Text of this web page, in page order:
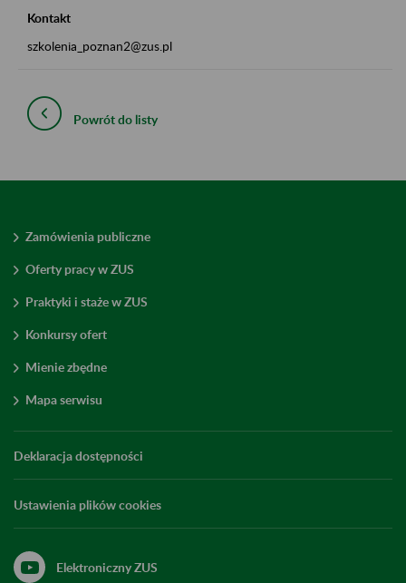
Kontakt
szkolenia_poznan2@zus.pl
Powrót do listy
Zamówienia publiczne
Oferty pracy w ZUS
Praktyki i staże w ZUS
Konkursy ofert
Mienie zbędne
Mapa serwisu
Deklaracja dostępności
Ustawienia plików cookies
Elektroniczny ZUS